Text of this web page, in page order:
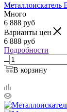
Металлоискатель
Много
6 888 руб
Варианты цен
6 888 руб
Подробности
В корзину